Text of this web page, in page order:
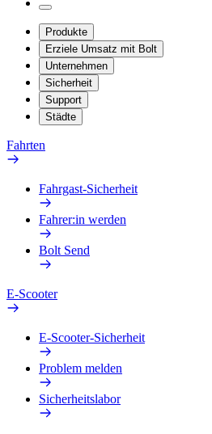
Produkte
Erziele Umsatz mit Bolt
Unternehmen
Sicherheit
Support
Städte
Fahrten
Fahrgast-Sicherheit
Fahrer:in werden
Bolt Send
E-Scooter
E-Scooter-Sicherheit
Problem melden
Sicherheitslabor